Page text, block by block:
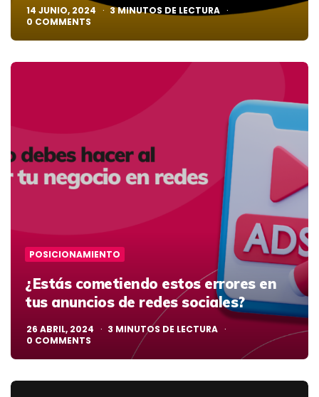
14 JUNIO, 2024 3MINUTOS DE LECTURA
0 COMMENTS
POSICIONAMIENTO
¿Estás cometiendo estos errores en
tus anuncios de redes sociales?
26 ABRIL, 2024 3 MINUTOS DE LECTURA
0 COMMENTS